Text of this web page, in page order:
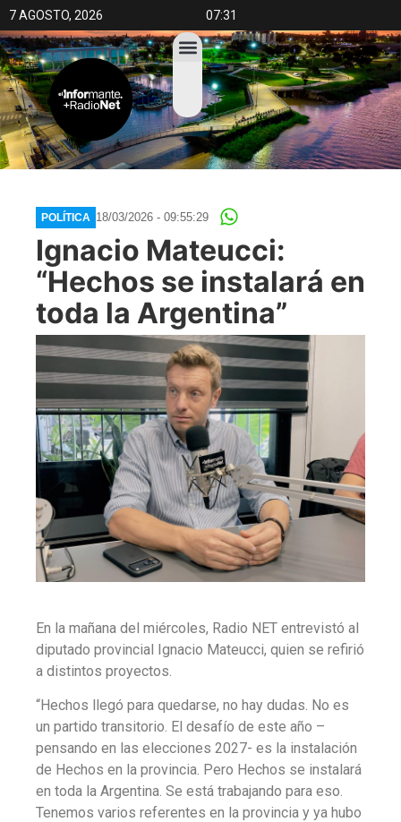
7 AGOSTO, 2026 07:31
POLÍTICA 18/03/2026 - 09:55:29
Ignacio Mateucci:
“Hechos se instalará en
toda la Argentina”
En la mañana del miércoles, Radio NET entrevistó al
diputado provincial Ignacio Mateucci, quien se refirió
a distintos proyectos.
“Hechos llegó para quedarse, no hay dudas. No es
un partido transitorio. El desafío de este año –
pensando en las elecciones 2027- es la instalación
de Hechos en la provincia. Pero Hechos se instalará
en toda la Argentina. Se está trabajando para eso.
Tenemos varios referentes en la provincia y ya hubo